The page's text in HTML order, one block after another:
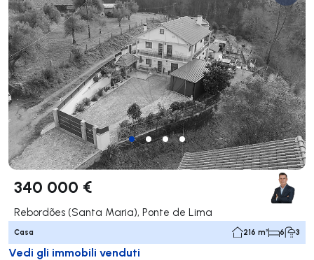
340 000 €
Rebordões (Santa Maria), Ponte de Lima
Casa 216 m² 6 3
Vedi gli immobili venduti